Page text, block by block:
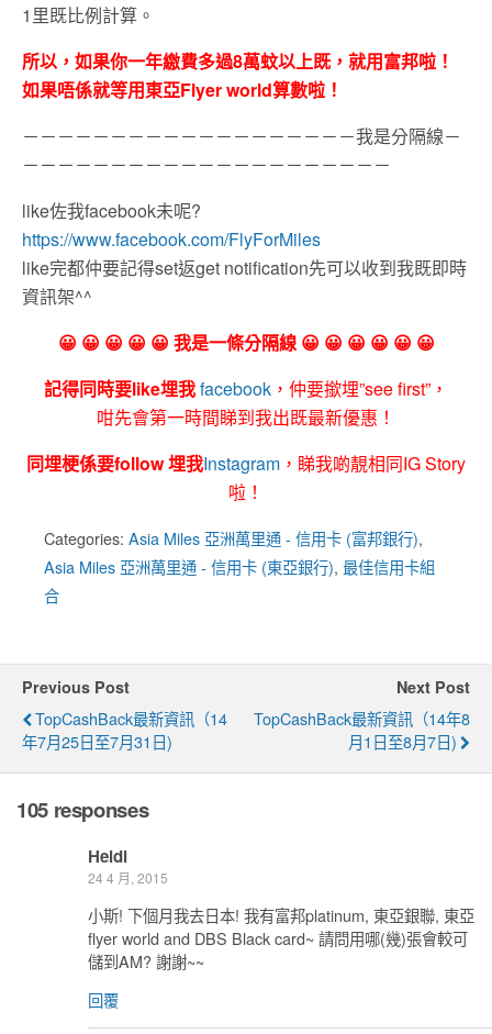
1里既比例計算。
所以，如果你一年繳費多過8萬蚊以上既，就用富邦啦！
如果唔係就等用東亞Flyer world算數啦！
－－－－－－－－－－－－－－－－－－－我是分隔線－
－－－－－－－－－－－－－－－－－－－－－
like佐我facebook未呢?
https://www.facebook.com/FlyForMiles
like完都仲要記得set返get notification先可以收到我既即時
資訊架^^
😀 😀 😀 😀 😀 我是一條分隔線 😀 😀 😀 😀 😀 😀
記得同時要like埋我facebook ，仲要撳埋”see first”，
咁先會第一時間睇到我出既最新優惠！
同埋梗係要follow 埋我Instagram ，睇我啲靚相同IG Story
啦！
Categories: Asia Miles 亞洲萬里通 - 信用卡 (富邦銀行),
Asia Miles 亞洲萬里通 - 信用卡 (東亞銀行), 最佳信用卡組
合
Previous Post
TopCashBack最新資訊（14
年7月25日至7月31日)
Next Post
TopCashBack最新資訊（14年8
月1日至8月7日)
105 responses
Heidi
24 4 月, 2015
小斯! 下個月我去日本! 我有富邦platinum, 東亞銀聯, 東亞
flyer world and DBS Black card~ 請問用哪(幾)張會較可
儲到AM? 謝謝~~
回覆